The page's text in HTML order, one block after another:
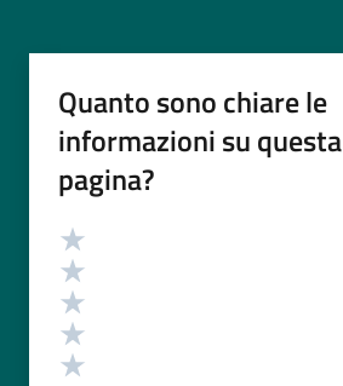
Quanto sono chiare le
informazioni su questa
pagina?
Valutazione